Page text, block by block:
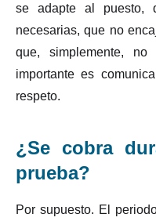
se adapte al puesto,
necesarias, que no
que, simplemente,
importante es
respeto.
¿Se cobra
prueba?
Por supuesto. El